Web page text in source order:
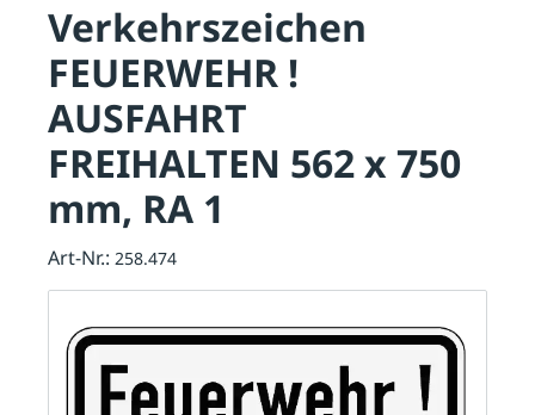
Verkehrszeichen
FEUERWEHR !
AUSFAHRT
FREIHALTEN 562 x 750
mm, RA 1
Art-Nr.: 258.474